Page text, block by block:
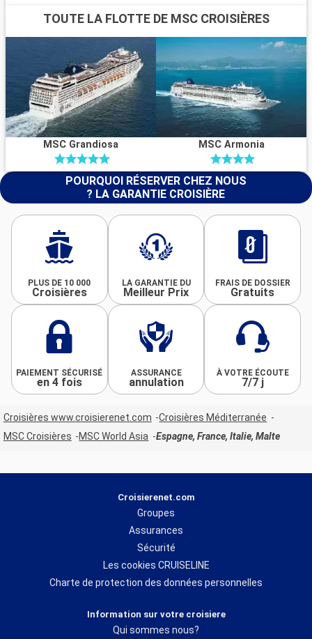
TOUTE LA FLOTTE DE MSC CROISIÈRES
MSC Grandiosa MSC Armonia
POURQUOI RÉSERVER CHEZ NOUS
? LA GARANTIE CROISIÈRE
PLUS DE 10 000
Croisières
LA GARANTIE DU
Meilleur Prix
FRAIS DE DOSSIER
Gratuits
PAIEMENT SÉCURISÉ
en 4 fois
ASSURANCE
annulation
À VOTRE ÉCOUTE
7/7 j
Croisières www.croisierenet.com
Croisières Méditerranée
MSC Croisières
MSC World Asia Espagne, France, Italie, Malte
Croisierenet.com
Groupes
Assurances
Sécurité
Les cookies CRUISELINE
Charte de protection des données personnelles
Information sur votre croisiere
Qui sommes nous?